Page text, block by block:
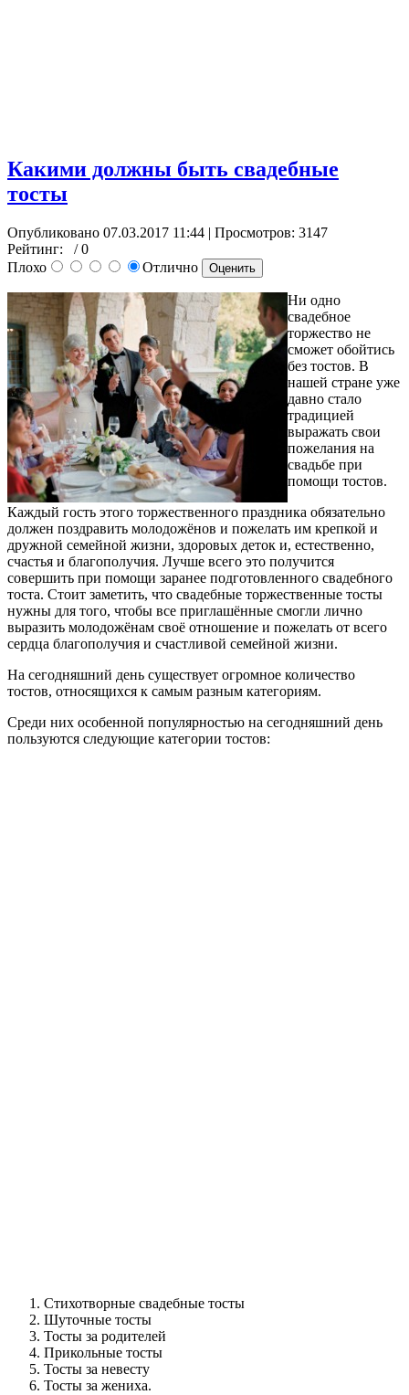
Какими должны быть свадебные
тосты
Опубликовано 07.03.2017 11:44 | Просмотров: 3147
Рейтинг:
/ 0
Плохо
Отлично
Ни одно
свадебное
торжество не
сможет обойтись
без тостов. В
нашей стране уже
давно стало
традицией
выражать свои
пожелания на
свадьбе при
помощи тостов.
Каждый гость этого торжественного праздника обязательно
должен поздравить молодожёнов и пожелать им крепкой и
дружной семейной жизни, здоровых деток и, естественно,
счастья и благополучия. Лучше всего это получится
совершить при помощи заранее подготовленного свадебного
тоста. Стоит заметить, что свадебные торжественные тосты
нужны для того, чтобы все приглашённые смогли лично
выразить молодожёнам своё отношение и пожелать от всего
сердца благополучия и счастливой семейной жизни.
На сегодняшний день существует огромное количество
тостов, относящихся к самым разным категориям.
Среди них особенной популярностью на сегодняшний день
пользуются следующие категории тостов:
Стихотворные свадебные тосты
Шуточные тосты
Тосты за родителей
Прикольные тосты
Тосты за невесту
Тосты за жениха.